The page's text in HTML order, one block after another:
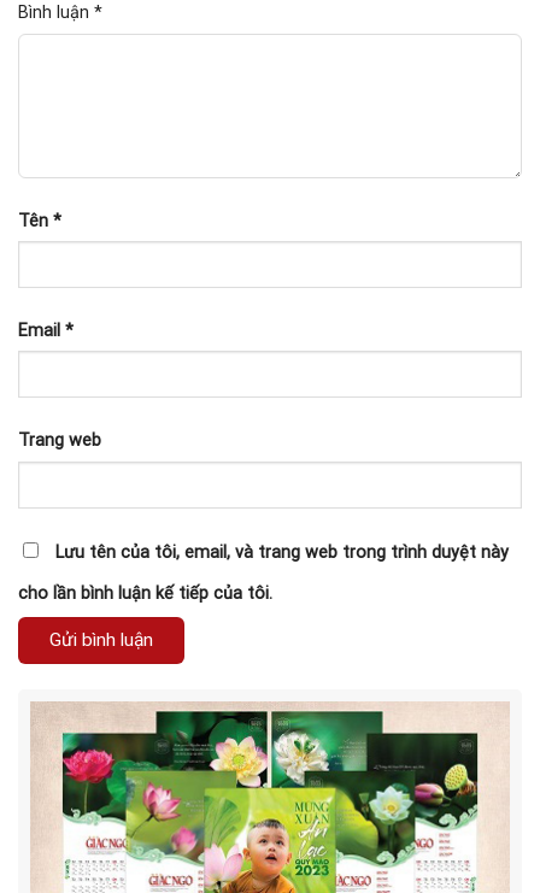
Bình luận *
Tên *
Email *
Trang web
Lưu tên của tôi, email, và trang web trong trình duyệt này
cho lần bình luận kế tiếp của tôi.